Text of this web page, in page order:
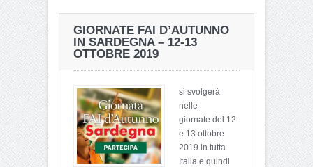
GIORNATE FAI D’AUTUNNO
IN SARDEGNA – 12-13
OTTOBRE 2019
si svolgerà
nelle
giornate del 12
e 13 ottobre
2019 in tutta
Italia e quindi